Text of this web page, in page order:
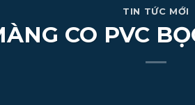
TIN TỨC MỚI
CO PVC